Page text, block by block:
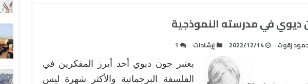
في مدرسته النموذجية
زقوت 2022/12/14 إرشادات 1
يعتبر جون ديوي أحد أبرز المفكرين في
الفلسفة البرجماتية والأكثر شهرة ليس